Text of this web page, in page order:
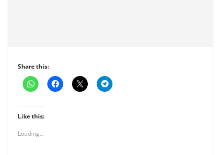
Share this:
Like this:
Loading...